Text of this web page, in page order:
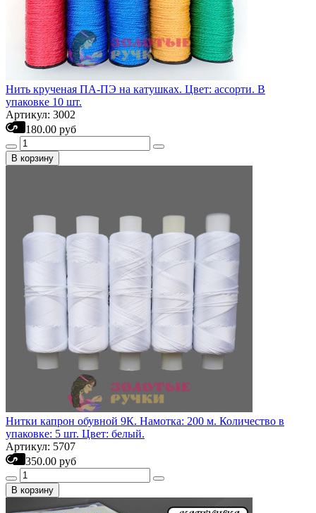
Нить крученая ПА-ПЭ на катушках. Цвет: ассорти. В
упаковке 10 шт.
Артикул: 3002
180.00 руб
В корзину
Нитки капрон обувной 9К. Намотка: 200 м. Количество в
упаковке: 5 шт. Цвет: белый.
Артикул: 5707
350.00 руб
В корзину